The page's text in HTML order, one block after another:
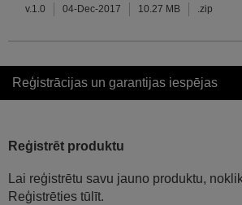
v.1.0 04-Dec-2017 10.27 MB .zip
Reģistrācijas un garantijas iespējas
Reģistrēt produktu
Lai reģistrētu savu jauno produktu,
Reģistrēties tūlīt.